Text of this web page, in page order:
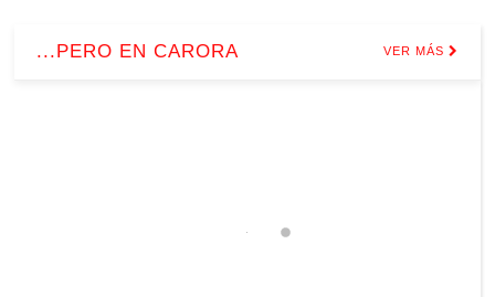
...PERO EN CARORA VER MÁS